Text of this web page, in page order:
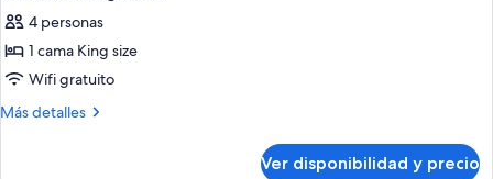
las
fotos
de
Standard
4 personas
1 cama King size
Wifi gratuito
Más detalles
Más
Ver disponibilidad y precio